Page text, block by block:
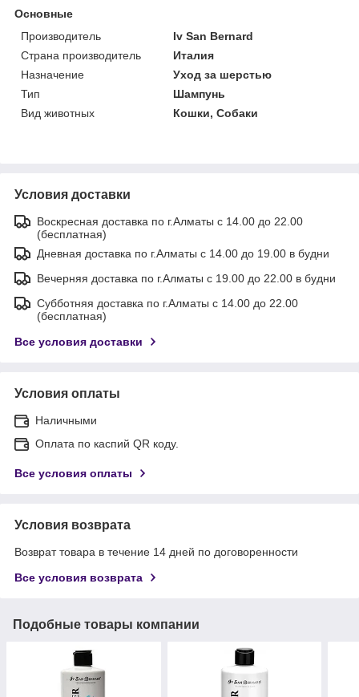
Основные
Производитель
Iv San Bernard
Страна производитель
Италия
Назначение
Уход за шерстью
Тип
Шампунь
Вид животных
Кошки, Собаки
Условия доставки
Воскресная доставка по г.Алматы с 14.00 до 22.00
(бесплатная)
Дневная доставка по г.Алматы с 14.00 до 19.00 в будни
Вечерняя доставка по г.Алматы с 19.00 до 22.00 в будни
Субботняя доставка по г.Алматы с 14.00 до 22.00
(бесплатная)
Все условия доставки
Условия оплаты
Наличными
Оплата по каспий QR коду.
Все условия оплаты
Условия возврата
Возврат товара в течение 14 дней по договоренности
Все условия возврата
Подобные товары компании